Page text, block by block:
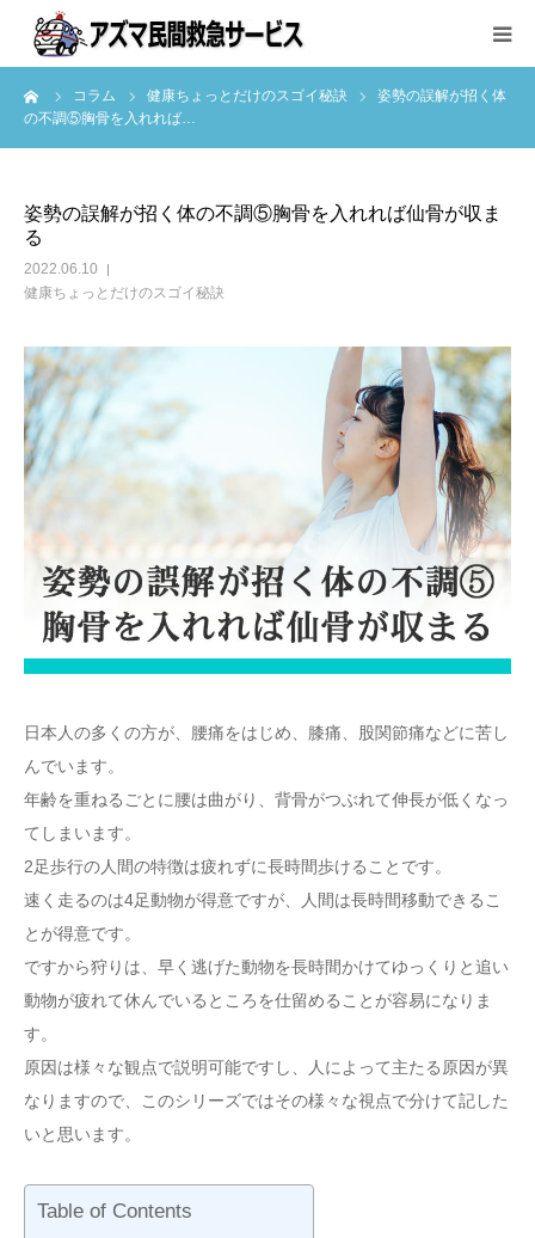
コラム 健康ちょっとだけのスゴイ秘訣
姿勢の誤解が招く体
の不調⑤胸骨を入れれば…
姿勢の誤解が招く体の不調⑤胸骨を入れれば仙骨が収ま
る
2022.06.10
健康ちょっとだけのスゴイ秘訣
日本人の多くの方が、腰痛をはじめ、膝痛、股関節痛などに苦し
んでいます。
年齢を重ねるごとに腰は曲がり、背骨がつぶれて伸長が低くなっ
てしまいます。
2足歩行の人間の特徴は疲れずに長時間歩けることです。
速く走るのは4足動物が得意ですが、人間は長時間移動できるこ
とが得意です。
ですから狩りは、早く逃げた動物を長時間かけてゆっくりと追い
動物が疲れて休んでいるところを仕留めることが容易になりま
す。
原因は様々な観点で説明可能ですし、人によって主たる原因が異
なりますので、このシリーズではその様々な視点で分けて記した
いと思います。
Table of Contents
サービス内容と料金
お問い合わせ